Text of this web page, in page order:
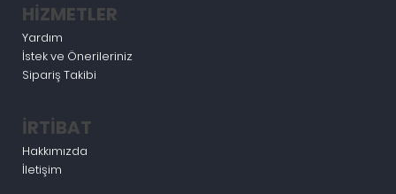
HİZMETLER
Yardım
İstek ve Önerileriniz
Sipariş Takibi
İRTİBAT
Hakkımızda
İletişim